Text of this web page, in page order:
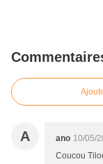
A ano 10/05/
Coucou